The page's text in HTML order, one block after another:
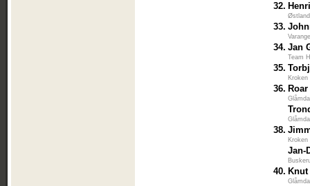
32.
33.
34. Jan
Team
35.
36.
38.
Jan-
40.